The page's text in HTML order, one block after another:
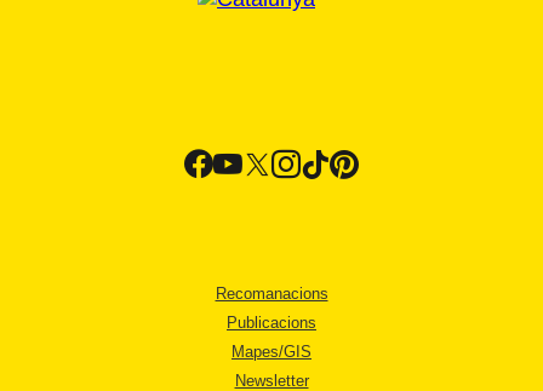
Recomanacions
Publicacions
Mapes/GIS
Newsletter